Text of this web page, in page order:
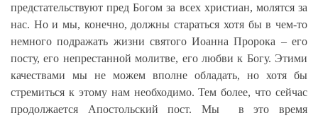
предстательствуют пред Богом за всех христиан, молятся за
нас. Но и мы, конечно, должны стараться хотя бы в чем-то
немного подражать жизни святого Иоанна Пророка – его
посту, его непрестанной молитве, его любви к Богу. Этими
качествами мы не можем вполне обладать, но хотя бы
стремиться к этому нам необходимо. Тем более, что сейчас
продолжается Апостольский пост. Мы в это время